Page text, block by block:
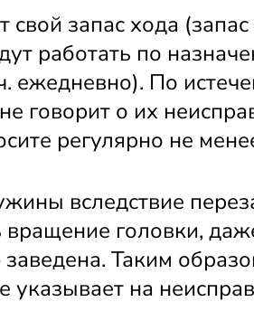
запас хода
работать по
ежедневно). По
говорит о их
регулярно не
вследствие
головки,
Таким
на